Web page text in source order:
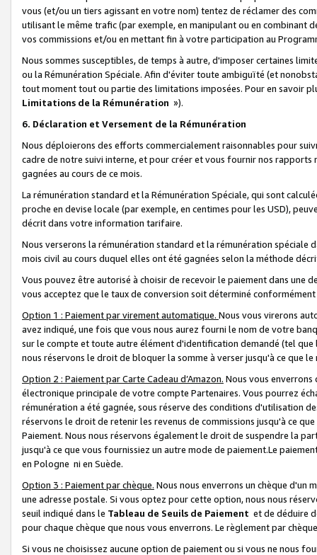
vous (et/ou un tiers agissant en votre nom) tentez de réclamer des
utilisant le même trafic (par exemple, en manipulant ou en combinant
vos commissions et/ou en mettant fin à votre participation au
Nous sommes susceptibles, de temps à autre, d'imposer certaines
ou la Rémunération Spéciale. Afin d'éviter toute ambiguïté (et
tout moment tout ou partie des limitations imposées. Pour en savoir
Limitations de la Rémunération »).
6. Déclaration et Versement de la Rémunération
Nous déploierons des efforts commercialement raisonnables pour
cadre de notre suivi interne, et pour créer et vous fournir nos
gagnées au cours de ce mois.
La rémunération standard et la Rémunération Spéciale, qui sont
proche en devise locale (par exemple, en centimes pour les USD),
décrit dans votre information tarifaire.
Nous verserons la rémunération standard et la rémunération spéciale
mois civil au cours duquel elles ont été gagnées selon la méthode
Vous pouvez être autorisé à choisir de recevoir le paiement dans une
vous acceptez que le taux de conversion soit déterminé
Option 1 : Paiement par virement automatique. Nous vous virerons
avez indiqué, une fois que vous nous aurez fourni le nom de votre
sur le compte et toute autre élément d'identification demandé (tel que
nous réservons le droit de bloquer la somme à verser jusqu'à ce que
Option 2 : Paiement par Carte Cadeau d’Amazon. Nous vous
électronique principale de votre compte Partenaires. Vous pourrez
rémunération a été gagnée, sous réserve des conditions d'utilisation
réservons le droit de retenir les revenus de commissions jusqu'à ce
Paiement. Nous nous réservons également le droit de suspendre la
jusqu'à ce que vous fournissiez un autre mode de paiement.Le
en Pologne ni en Suède.
Option 3 : Paiement par chèque. Nous nous enverrons un chèque d'un
une adresse postale. Si vous optez pour cette option, nous nous
seuil indiqué dans le Tableau de Seuils de Paiement et de déduire
pour chaque chèque que nous vous enverrons. Le règlement par
Si vous ne choisissez aucune option de paiement ou si vous ne nous